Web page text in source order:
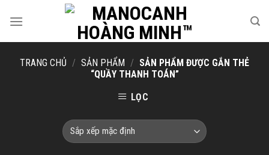
TRANG CHỦ / SẢN PHẨM / SẢN PHẨM ĐƯỢC GẮN THẺ
“QUẦY THANH TOÁN”
LỌC